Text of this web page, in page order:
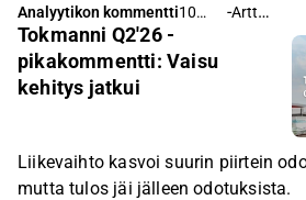
Analyytikon kommentti10
sitten
- Arttu Heikura
Tokmanni Q2'26 -
pikakommentti: Vaisu
kehitys jatkui
Liikevaihto kasvoi suurin piirtein
mutta tulos jäi jälleen odotuksista.